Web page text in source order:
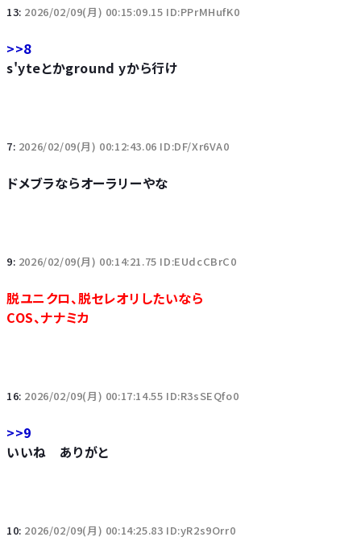
13: 2026/02/09(月) 00:15:09.15 ID:PPrMHufK0
>>8
s'yteとかground yから行け
7: 2026/02/09(月) 00:12:43.06 ID:DF/Xr6VA0
ドメブラならオーラリーやな
9: 2026/02/09(月) 00:14:21.75 ID:EUdcCBrC0
脱ユニクロ、脱セレオリしたいなら
COS、ナナミカ
16: 2026/02/09(月) 00:17:14.55 ID:R3sSEQfo0
>>9
いいね ありがと
10: 2026/02/09(月) 00:14:25.83 ID:yR2s9Orr0